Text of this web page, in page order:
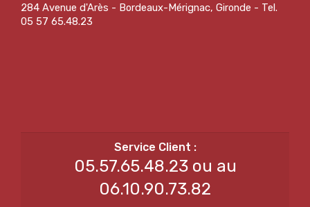
284 Avenue d'Arès - Bordeaux-Mérignac, Gironde - Tel.
05 57 65.48.23
05.57.65.48.23 ou au
06.10.90.73.82